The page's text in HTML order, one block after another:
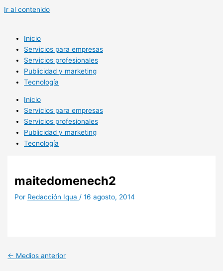
Ir al contenido
Inicio
Servicios para empresas
Servicios profesionales
Publicidad y marketing
Tecnología
Inicio
Servicios para empresas
Servicios profesionales
Publicidad y marketing
Tecnología
maitedomenech2
Por Redacción Iqua /16 agosto, 2014
← Medios anterior